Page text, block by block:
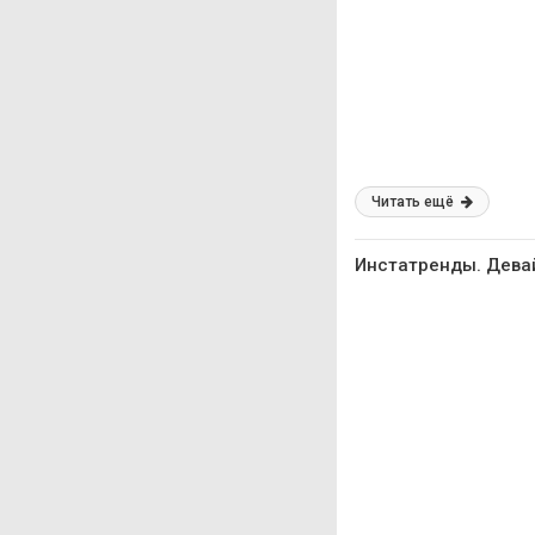
Читать ещё
Инстатренды.